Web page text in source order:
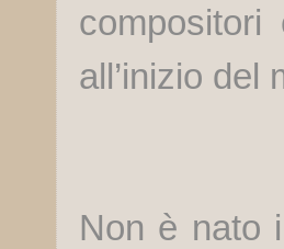
compositori
all’inizio del
Non è nato